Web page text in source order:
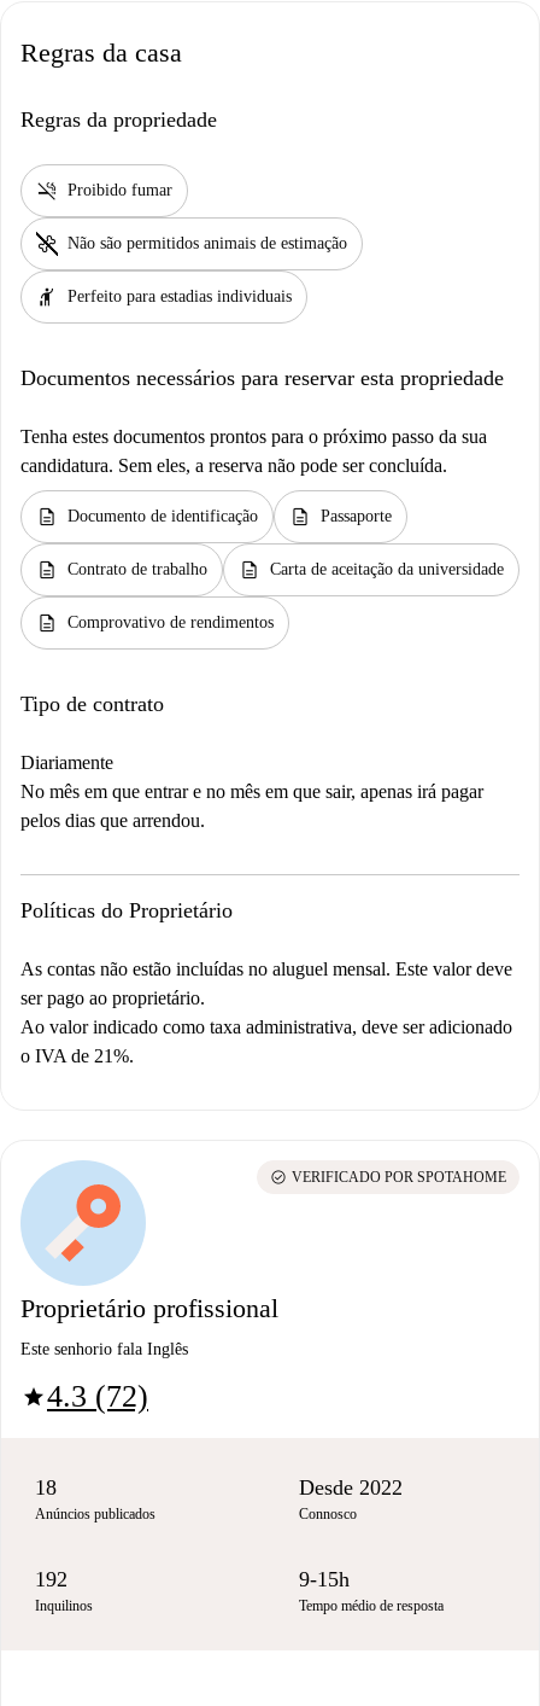
Regras da casa
Regras da propriedade
smoke_free Proibido fumar
pet_supplies Não são permitidos animais de estimação
hail Perfeito para estadias individuais
Documentos necessários para reservar esta propriedade
Tenha estes documentos prontos para o próximo passo da sua
candidatura. Sem eles, a reserva não pode ser concluída.
description Documento de identificação description Passaporte
description Contrato de trabalho description Carta de aceitação da universidade
description Comprovativo de rendimentos
Tipo de contrato
Diariamente
No mês em que entrar e no mês em que sair, apenas irá pagar
pelos dias que arrendou.
Políticas do Proprietário
As contas não estão incluídas no aluguel mensal. Este valor deve
ser pago ao proprietário.
Ao valor indicado como taxa administrativa, deve ser adicionado
o IVA de 21%.
Proprietário profissional
Este senhorio fala Inglês
star4.3 (72)
check_circle VERIFICADO POR SPOTAHOME
18
Anúncios publicados
Desde 2022
Connosco
192
Inquilinos
9-15h
Tempo médio de resposta